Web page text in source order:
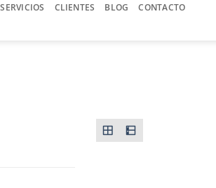
SERVICIOS CLIENTES BLOG CONTACTO